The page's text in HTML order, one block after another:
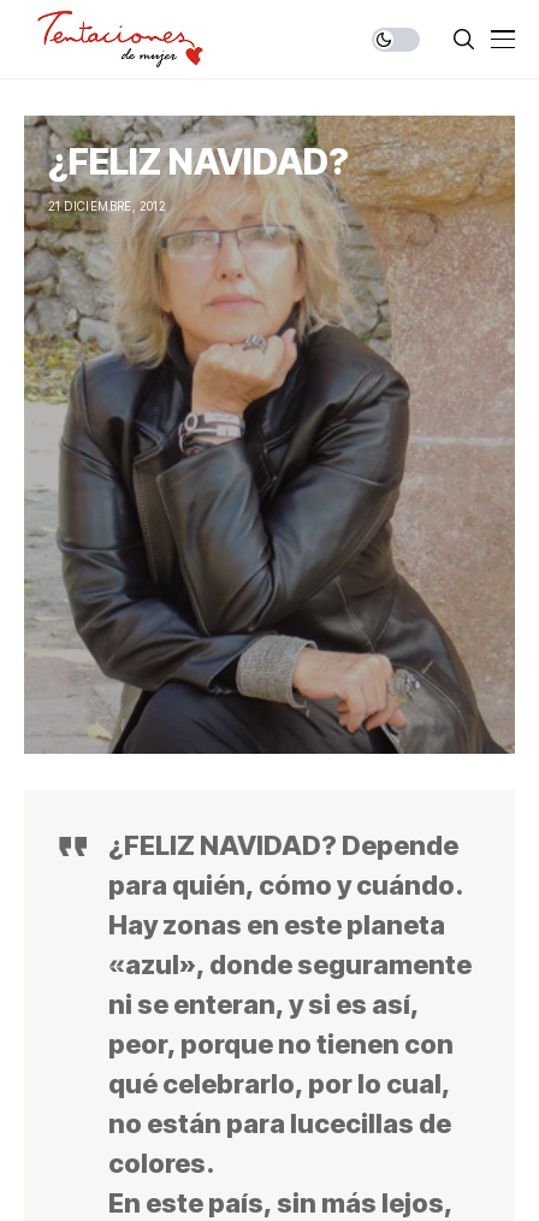
¿FELIZ NAVIDAD?
21 DICIEMBRE, 2012
¿FELIZ NAVIDAD? Depende
para quién, cómo y cuándo.
Hay zonas en este planeta
«azul», donde seguramente
ni se enteran, y si es así,
peor, porque no tienen con
qué celebrarlo, por lo cual,
no están para lucecillas de
colores.
En este país, sin más lejos,